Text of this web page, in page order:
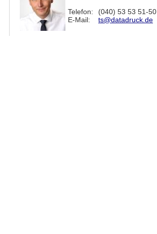
Telefon:
(040) 53 53 51-50
E-Mail:
ts@datadruck.de